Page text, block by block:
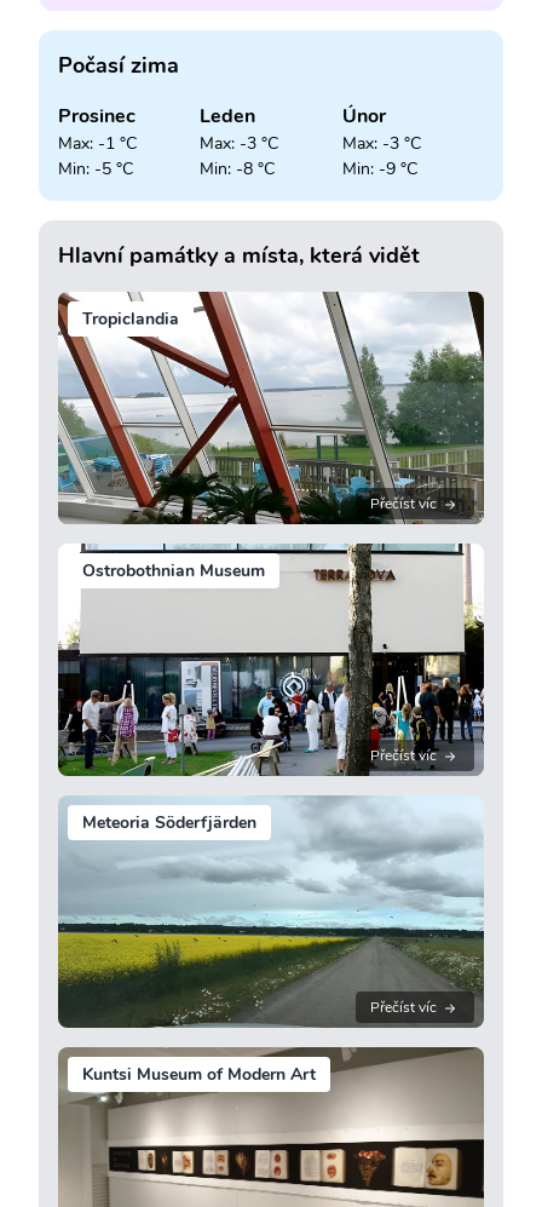
Počasí zima
Prosinec
Max: -1 °C
Min: -5 °C
Leden
Max: -3 °C
Min: -8 °C
Únor
Max: -3 °C
Min: -9 °C
Hlavní památky a místa, která vidět
Tropiclandia
Přečíst víc
Ostrobothnian Museum
Přečíst víc
Meteoria Söderfjärden
Přečíst víc
Kuntsi Museum of Modern Art